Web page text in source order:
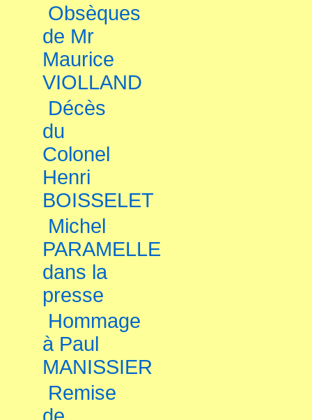
Obsèques
de Mr
Maurice
VIOLLAND
Décès
du
Colonel
Henri
BOISSELET
Michel
PARAMELLE
dans la
presse
Hommage
à Paul
MANISSIER
Remise